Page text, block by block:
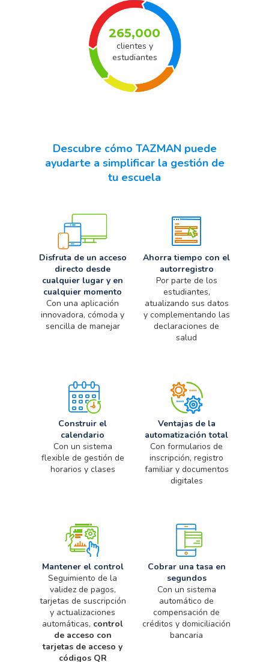
265,000
clientes y
estudiantes
Descubre cómo TAZMAN puede
ayudarte a simplificar la gestión de
tu escuela
Disfruta de un acceso
directo desde
cualquier lugar y en
cualquier momento
Con una aplicación
innovadora, cómoda y
sencilla de manejar
Ahorra tiempo con el
autorregistro
Por parte de los
estudiantes,
atualizando sus datos
y complementando las
declaraciones de
salud
Construir el
calendario
Con un sistema
flexible de gestión de
horarios y clases
Ventajas de la
automatización total
Con formularios de
inscripción, registro
familiar y documentos
digitales
Mantener el control
Seguimiento de la
validez de pagos,
tarjetas de suscripción
y actualizaciones
automáticas, control
de acceso con
tarjetas de acceso y
códigos QR
Cobrar una tasa en
segundos
Con un sistema
automático de
compensación de
créditos y domiciliación
bancaria